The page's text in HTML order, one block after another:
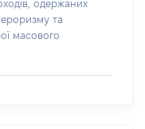
одержаних
та
масового